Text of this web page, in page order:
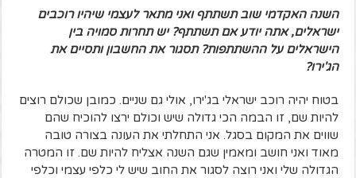
השנה האקדמי שוב תשתתף ואני מתאר לעצמי שיהיו רוכבים
ישראלים, אתה יודע אם תשתתף? יש תחרות סמויה בין
הישראלים על ההשתתפות? תסגור את החשבון ותסיים את
הג'ירו?
בטוח יהיה רוכב ישראלי בג'ירו, אולי גם שניים. כמובן שכולם רוצים
להיות שם, זו הבמה הכי גדולה שיש וכולם ירצו להוכיח שהם
שווים את המקום בסגל. אני התחלתי את העונה בצורה טובה
מאוד ואני חושב ומאמין שגם השנה אצליח להיות שם. זו המטרה
הגדולה שלי ואני רוצה לסגור את החוב שיש לי כלפי עצמי וכלפי